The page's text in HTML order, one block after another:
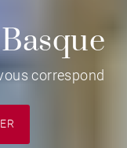
correspond